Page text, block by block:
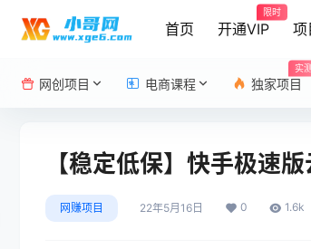
首页 开通VIP
限时
项
网创项目 电商课程 独家项目
实测
【稳定低保】快手极速
网赚项目 22年5月16日 0 1.6k